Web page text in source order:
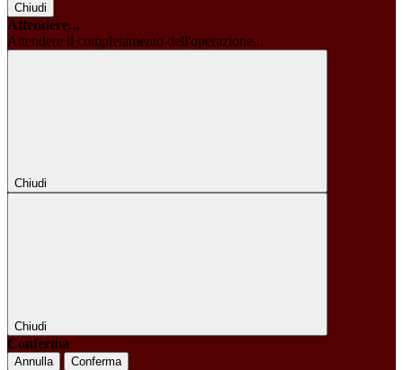
Chiudi
Attendere...
Attendere il completamento dell'operazione...
Chiudi
Chiudi
Conferma
Annulla Conferma